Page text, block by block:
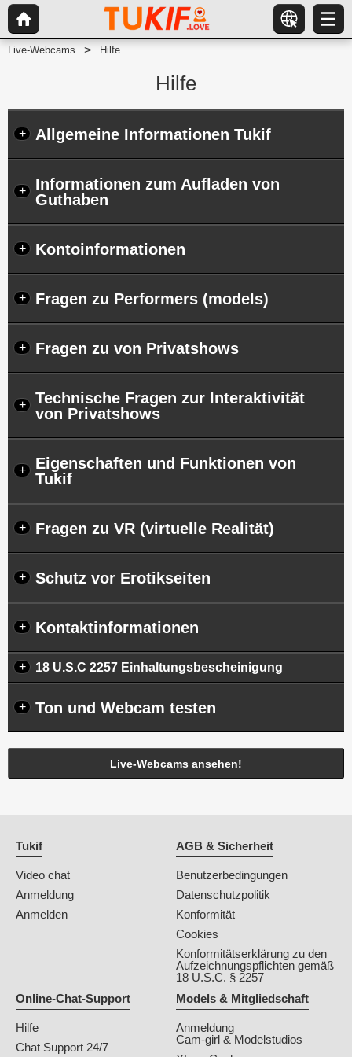
Live-Webcams Hilfe
Hilfe
+ Allgemeine Informationen Tukif
+
Informationen zum Aufladen von
Guthaben
+ Kontoinformationen
+ Fragen zu Performers (models)
+ Fragen zu von Privatshows
+
Technische Fragen zur Interaktivität
von Privatshows
+
Eigenschaften und Funktionen von
Tukif
+ Fragen zu VR (virtuelle Realität)
+ Schutz vor Erotikseiten
+ Kontaktinformationen
+ 18 U.S.C 2257 Einhaltungsbescheinigung
+ Ton und Webcam testen
Live-Webcams ansehen!
Tukif
Video chat
Anmeldung
Anmelden
AGB & Sicherheit
Benutzerbedingungen
Datenschutzpolitik
Konformität
Cookies
Konformitätserklärung zu den
Aufzeichnungspflichten gemäß
18 U.S.C. § 2257
Online-Chat-Support
Hilfe
Chat Support 24/7
Models & Mitgliedschaft
Anmeldung
Cam-girl & Modelstudios